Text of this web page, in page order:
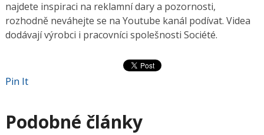
najdete inspiraci na reklamní dary a pozornosti,
rozhodně neváhejte se na Youtube kanál podívat. Videa
dodávají výrobci i pracovníci spolešnosti Société.
Pin It
Podobné články